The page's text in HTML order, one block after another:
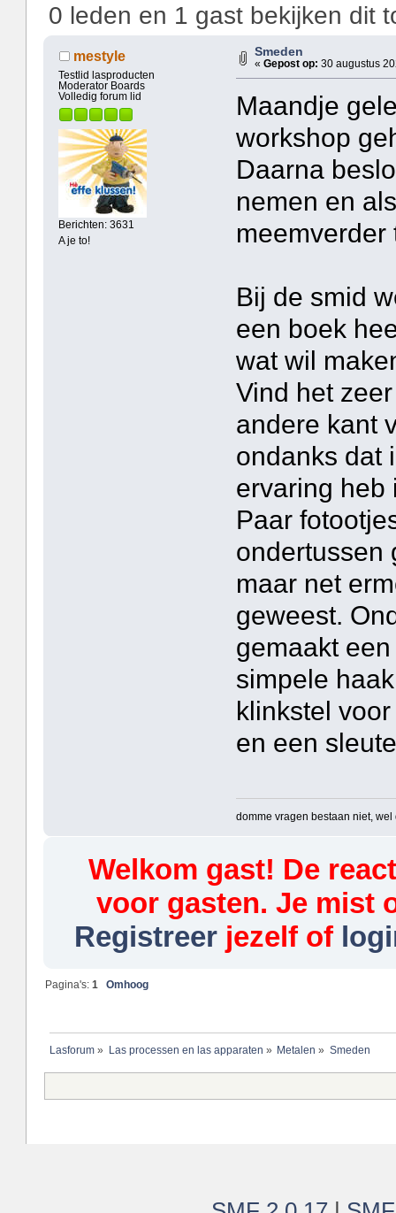
0 leden en 1 gast bekijken dit
mestyle
Testlid lasproducten
Moderator Boards
Volledig forum lid
Berichten: 3631
A je to!
Smeden
«Gepost op: 30 augustus
Maandje
workshop
Daarna
nemen en
meemverder
Bij de smid
een boek
wat wil
Vind het
andere kant
ondanks dat
ervaring heb
Paar
ondertussen
maar net
geweest.
gemaakt
simpele
klinkstel
en een
domme vragen bestaan niet, wel
Welkom gast! De
voor gasten. Je mist
Registreerjezelf of
Pagina's:1 Omhoog
Lasforum» Las processen en las apparaten » Metalen » Smeden